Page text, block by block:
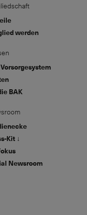
werden
BAK
Kit ↓
Newsroom